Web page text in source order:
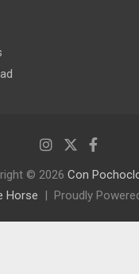
© 2026 Con
Horse Proudly